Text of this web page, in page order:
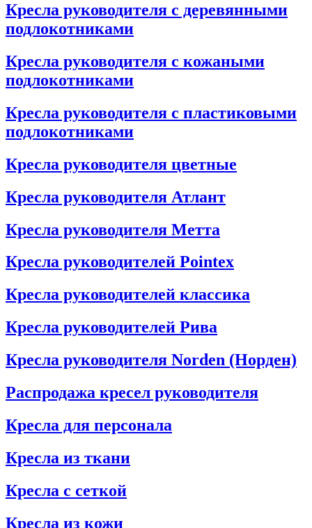
Кресла руководителя с деревянными
подлокотниками
Кресла руководителя с кожаными
подлокотниками
Кресла руководителя с пластиковыми
подлокотниками
Кресла руководителя цветные
Кресла руководителя Атлант
Кресла рyководителя Метта
Кресла руководителей Pointex
Кресла руководителей классика
Кресла руководителей Рива
Кресла руководителя Norden (Норден)
Распродажа кресел руководителя
Кресла для персонала
Кресла из ткани
Кресла с сеткой
Кресла из кожи